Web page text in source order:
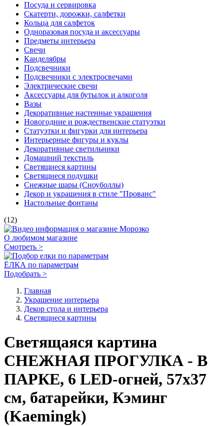
Посуда и сервировка
Скатерти, дорожки, салфетки
Кольца для салфеток
Одноразовая посуда и аксессуары
Предметы интерьера
Свечи
Канделябры
Подсвечники
Подсвечники с электросвечами
Электрические свечи
Аксессуары для бутылок и алкоголя
Вазы
Декоративные настенные украшения
Новогодние и рождественские статуэтки
Статуэтки и фигурки для интерьера
Интерьерные фигуры и куклы
Декоративные светильники
Домашний текстиль
Светящиеся картины
Светящиеся подушки
Снежные шары (Сноуболлы)
Декор и украшения в стиле "Прованс"
Настольные фонтаны
(12)
О любимом магазине
Смотреть >
ЁЛКА по параметрам
Подобрать >
Главная
Украшение интерьера
Декор стола и интерьера
Светящиеся картины
Светящаяся картина
СНЕЖНАЯ ПРОГУЛКА - В
ПАРКЕ, 6 LED-огней, 57х37
см, батарейки, Кэминг
(Kaemingk)